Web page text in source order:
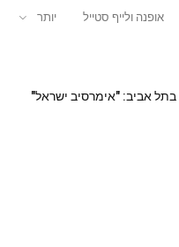
אופנה ולייף סטייל יותר
בתל אביב: "אימרסיב ישראל"